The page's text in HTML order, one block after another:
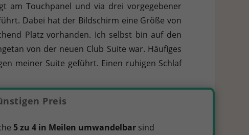
am Touchpanel und via drei vorgegebener
Dabei hat der Bildschirm eine Größe von
Platz vorhanden. Ich selbst bin auf den
von der neuen Club Suite war. Häufiges
meiner Suite geführt. Einen ruhigen Schlaf
Preis
5 zu 4 in Meilen umwandelbar sind